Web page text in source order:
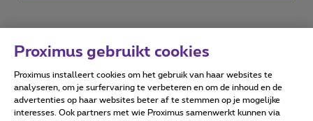
Forumvoorwaarden Accessibility statement
Proximus gebruikt cookies
Proximus installeert cookies om het gebruik van haar websites te
analyseren, om je surfervaring te verbeteren en om de inhoud en de
advertenties op haar websites beter af te stemmen op je mogelijke
interesses. Ook partners met wie Proximus samenwerkt kunnen via